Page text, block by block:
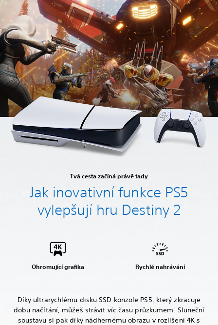
Tvá cesta začíná právě tady
Jak inovativní funkce PS5
vylepšují hru Destiny 2
Ohromující grafika Rychlé nahrávání
Díky ultrarychlému disku SSD konzole PS5, který zkracuje
dobu načítání, můžeš strávit víc času průzkumem. Sluneční
soustavu si pak díky nádhernému obrazu v rozlišení 4K s